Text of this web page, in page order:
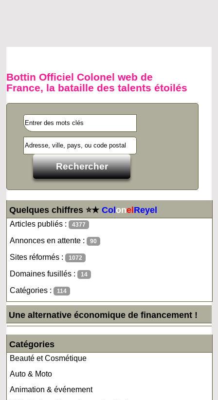
Bottin Officiel Colonel web de
France, la bataille des talents étoilés
Quelques chiffres ⭐★ColonelReyel
Articles publiés : 4377
Annonces en attente : 90
Sites réformés : 1072
Domaines fusillés : 14
Catégories : 114
Une alternative économique de financement !
Catégories
Beauté et Cosmétique
Auto & Moto
Animation & événement